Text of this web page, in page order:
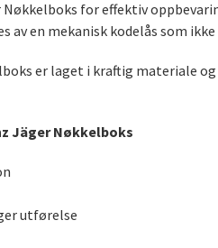
Nøkkelboks for effektiv
av en mekanisk kodelås som
er laget i kraftig materiale
Jäger Nøkkelboks
utførelse